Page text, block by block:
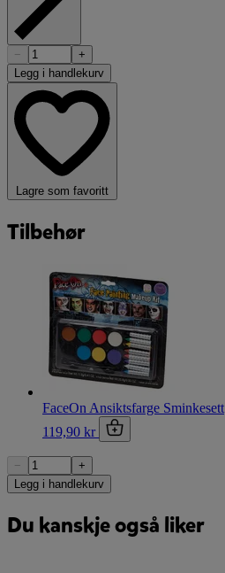
−
+
Legg i handlekurv
Lagre som favoritt
Tilbehør
FaceOn Ansiktsfarge Sminkesett
119,90 kr
−
+
Legg i handlekurv
Du kanskje også liker